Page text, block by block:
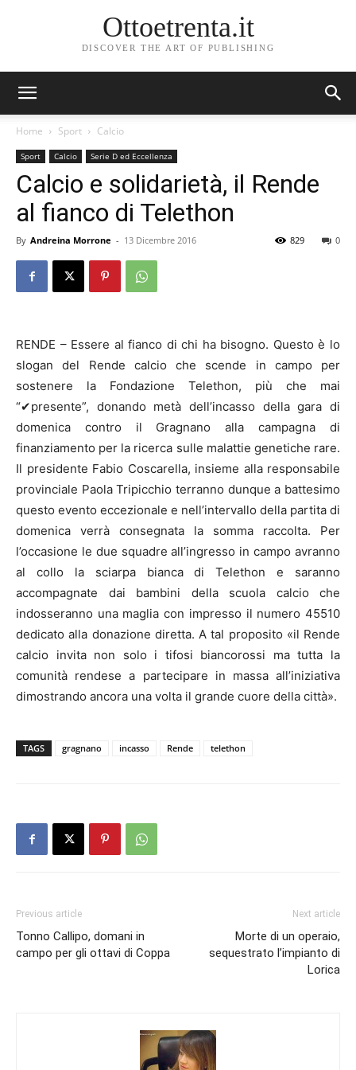
Ottoetrenta.it
DISCOVER THE ART OF PUBLISHING
Home Sport Calcio
Sport Calcio Serie D ed Eccellenza
Calcio e solidarietà, il Rende
al fianco di Telethon
By Andreina Morrone - 13 Dicembre 2016 0
829
RENDE – Essere al fianco di chi ha bisogno. Questo è lo
slogan del Rende calcio che scende in campo per
sostenere la Fondazione Telethon, più che mai
“✔presente”, donando metà dell’incasso della gara di
domenica contro il Gragnano alla campagna di
finanziamento per la ricerca sulle malattie genetiche rare.
Il presidente Fabio Coscarella, insieme alla responsabile
provinciale Paola Tripicchio terranno dunque a battesimo
questo evento eccezionale e nell’intervallo della partita di
domenica verrà consegnata la somma raccolta. Per
l’occasione le due squadre all’ingresso in campo avranno
al collo la sciarpa bianca di Telethon e saranno
accompagnate dai bambini della scuola calcio che
indosseranno una maglia con impresso il numero 45510
dedicato alla donazione diretta. A tal proposito «il Rende
calcio invita non solo i tifosi biancorossi ma tutta la
comunità rendese a partecipare in massa all’iniziativa
dimostrando ancora una volta il grande cuore della città».
TAGS gragnano incasso Rende telethon
Previous article
Tonno Callipo, domani in
campo per gli ottavi di Coppa
Next article
Morte di un operaio,
sequestrato l’impianto di
Lorica